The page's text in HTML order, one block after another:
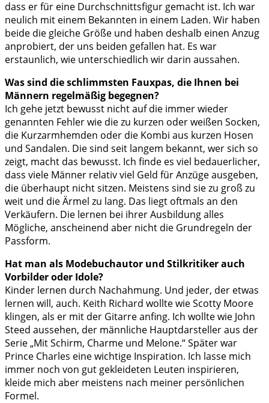
dass er für eine Durchschnittsfigur gemacht ist. Ich war
neulich mit einem Bekannten in einem Laden. Wir haben
beide die gleiche Größe und haben deshalb einen Anzug
anprobiert, der uns beiden gefallen hat. Es war
erstaunlich, wie unterschiedlich wir darin aussahen.
Was sind die schlimmsten Fauxpas, die Ihnen bei
Männern regelmäßig begegnen?
Ich gehe jetzt bewusst nicht auf die immer wieder
genannten Fehler wie die zu kurzen oder weißen Socken,
die Kurzarmhemden oder die Kombi aus kurzen Hosen
und Sandalen. Die sind seit langem bekannt, wer sich so
zeigt, macht das bewusst. Ich finde es viel bedauerlicher,
dass viele Männer relativ viel Geld für Anzüge ausgeben,
die überhaupt nicht sitzen. Meistens sind sie zu groß zu
weit und die Ärmel zu lang. Das liegt oftmals an den
Verkäufern. Die lernen bei ihrer Ausbildung alles
Mögliche, anscheinend aber nicht die Grundregeln der
Passform.
Hat man als Modebuchautor und Stilkritiker auch
Vorbilder oder Idole?
Kinder lernen durch Nachahmung. Und jeder, der etwas
lernen will, auch. Keith Richard wollte wie Scotty Moore
klingen, als er mit der Gitarre anfing. Ich wollte wie John
Steed aussehen, der männliche Hauptdarsteller aus der
Serie „Mit Schirm, Charme und Melone.“ Später war
Prince Charles eine wichtige Inspiration. Ich lasse mich
immer noch von gut gekleideten Leuten inspirieren,
kleide mich aber meistens nach meiner persönlichen
Formel.